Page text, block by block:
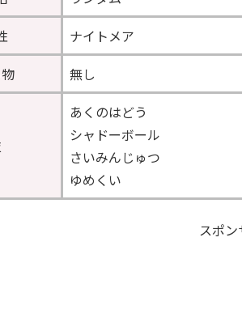
ナイトメア
無し
あくのはどう
シャドーボール
さいみんじゅつ
ゆめくい
スポ